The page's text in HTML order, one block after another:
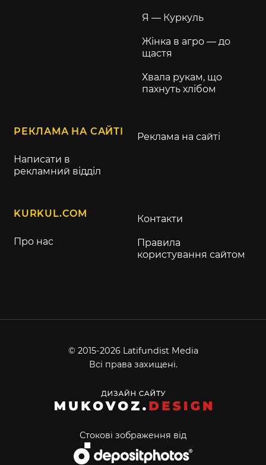
Я — Куркуль
Жінка в агро — до
щастя
Хвала рукам, що
пахнуть хлібом
РЕКЛАМА НА САЙТІ
Написати в
рекламний відділ
Реклама на сайті
KURKUL.COM
Про нас
Контакти
Правила
користування сайтом
© 2015-2026 Latifundist Media
Всі права захищені.
Стокові зображення від